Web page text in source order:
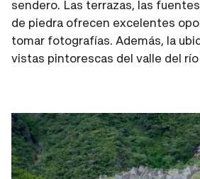
sendero. Las terrazas, las
de piedra ofrecen excelentes
tomar fotografías. Además, la
vistas pintorescas del valle del río